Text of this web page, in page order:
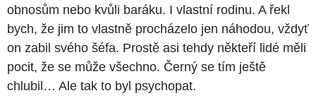
obnosům nebo kvůli baráku. I vlastní rodinu. A řekl
bych, že jim to vlastně procházelo jen náhodou, vždyť
on zabil svého šéfa. Prostě asi tehdy někteří lidé měli
pocit, že se může všechno. Černý se tím ještě
chlubil… Ale tak to byl psychopat.